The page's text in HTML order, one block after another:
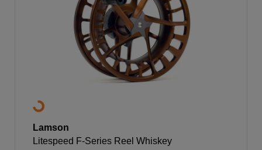
Lamson
Litespeed F-Series Reel Whiskey